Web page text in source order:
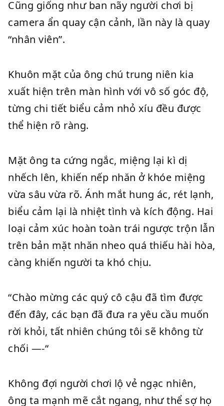
Cũng giống như ban nãy người chơi bị
camera ẩn quay cận cảnh, lần này là quay
“nhân viên”.
Khuôn mặt của ông chú trung niên kia
xuất hiện trên màn hình với vô số góc độ,
từng chi tiết biểu cảm nhỏ xíu đều được
thể hiện rõ ràng.
Mặt ông ta cứng ngắc, miệng lại kì dị
nhếch lên, khiến nếp nhăn ở khóe miệng
vừa sâu vừa rõ. Ánh mắt hung ác, rét lạnh,
biểu cảm lại là nhiệt tình và kích động. Hai
loại cảm xúc hoàn toàn trái ngược trộn lẫn
trên bản mặt nhăn nheo quá thiếu hài hòa,
càng khiến người ta khó chịu.
“Chào mừng các quý cô cậu đã tìm được
đến đây, các bạn đã đưa ra yêu cầu muốn
rời khỏi, tất nhiên chúng tôi sẽ không từ
chối —-“
Không đợi người chơi lộ vẻ ngạc nhiên,
ông ta mạnh mẽ cắt ngang, như thể sợ họ